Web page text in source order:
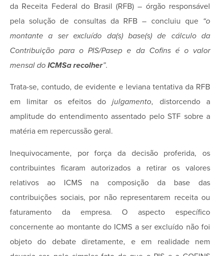
da Receita Federal do Brasil (RFB) – órgão responsável
pela solução de consultas da RFB – concluiu que “o
montante a ser excluído da(s) base(s) de cálculo da
Contribuição para o PIS/Pasep e da Cofins é o valor
mensal do ICMSa recolher”.
Trata-se, contudo, de evidente e leviana tentativa da RFB
em limitar os efeitos dojulgamento, distorcendo a
amplitude do entendimento assentado pelo STF sobre a
matéria em repercussão geral.
Inequivocamente, por força da decisão proferida, os
contribuintes ficaram autorizados a retirar os valores
relativos ao ICMS na composição da base das
contribuições sociais, por não representarem receita ou
faturamento da empresa. O aspecto específico
concernente ao montante do ICMS a ser excluído não foi
objeto do debate diretamente, e em realidade nem